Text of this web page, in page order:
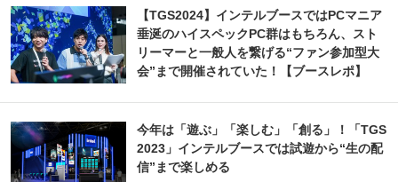
【TGS2024】インテルブースではPCマニア
垂涎のハイスペックPC群はもちろん、スト
リーマーと一般人を繋げる“ファン参加型大
会”まで開催されていた！【ブースレポ】
今年は「遊ぶ」「楽しむ」「創る」！「TGS
2023」インテルブースでは試遊から“生の配
信”まで楽しめる